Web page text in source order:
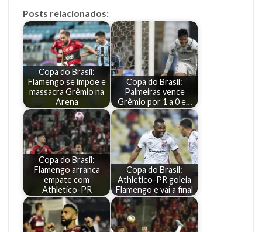
Posts relacionados:
Copa do Brasil:
Flamengo se impõe e
massacra Grêmio na
Arena
Copa do Brasil:
Palmeiras vence
Grêmio por 1 a 0 e…
Copa do Brasil:
Flamengo arranca
empate com
Athletico-PR
Copa do Brasil:
Athletico-PR goleia
Flamengo e vai a final